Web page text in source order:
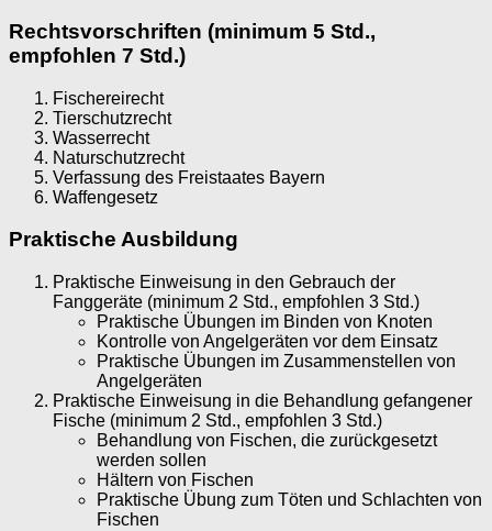
Rechtsvorschriften (minimum 5 Std.,
empfohlen 7 Std.)
Fischereirecht
Tierschutzrecht
Wasserrecht
Naturschutzrecht
Verfassung des Freistaates Bayern
Waffengesetz
Praktische Ausbildung
Praktische Einweisung in den Gebrauch der
Fanggeräte (minimum 2 Std., empfohlen 3 Std.)
Praktische Übungen im Binden von Knoten
Kontrolle von Angelgeräten vor dem Einsatz
Praktische Übungen im Zusammenstellen von
Angelgeräten
Praktische Einweisung in die Behandlung gefangener
Fische (minimum 2 Std., empfohlen 3 Std.)
Behandlung von Fischen, die zurückgesetzt
werden sollen
Hältern von Fischen
Praktische Übung zum Töten und Schlachten von
Fischen